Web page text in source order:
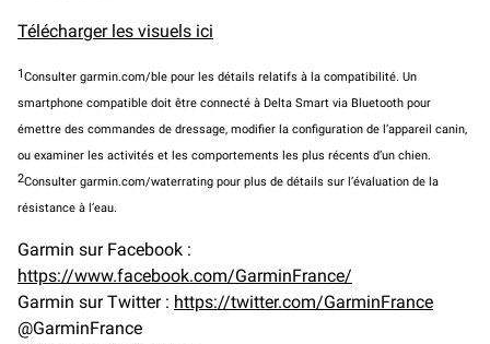
Télécharger les visuels ici
1Consulter garmin.com/ble pour les détails relatifs à la compatibilité. Un
smartphone compatible doit être connecté à Delta Smart via Bluetooth pour
émettre des commandes de dressage, modifier la configuration de l’appareil canin,
ou examiner les activités et les comportements les plus récents d’un chien.
2Consulter garmin.com/waterrating pour plus de détails sur l’évaluation de la
résistance à l’eau.
Garmin sur Facebook :
https://www.facebook.com/GarminFrance/
Garmin sur Twitter : https://twitter.com/GarminFrance
@GarminFrance